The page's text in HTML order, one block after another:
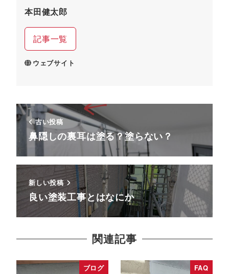
本田健太郎
記事一覧
ウェブサイト
古い投稿
鼻隠しの裏耳は塗る？塗らない？
新しい投稿
良い塗装工事とはなにか
関連記事
ブログ FAQ